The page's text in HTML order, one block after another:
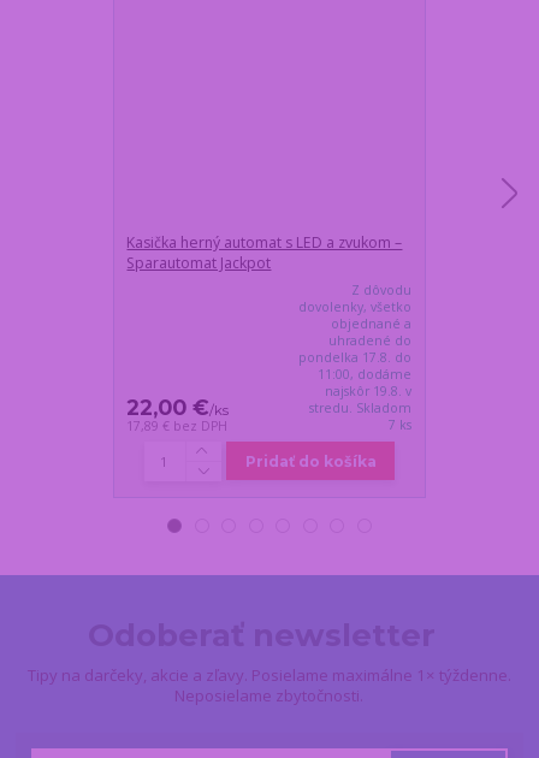
Kasička herný automat s LED a zvukom –
Sparautomat Jackpot
22,00 €/ks
17,89 € bez DPH
Z dôvodu
dovolenky, všetko
objednané a
uhradené do
pondelka 17.8. do
11:00, dodáme
najskôr 19.8. v
stredu. Skladom
7 ks
Pridať do košíka
Tipy na darčeky, akcie a zľavy. Posielame maximálne 1× týždenne.
Neposielame zbytočnosti.